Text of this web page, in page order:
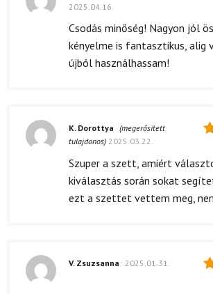
5
2025.04.16.
Csodás minőség! Nagyon jól
kényelme is fantasztikus, alig
újból használhassam!
5
K. Dorottya (megerősített
tulajdonos) 2025.03.22.
Szuper a szett, amiért
kiválasztás során sokat
ezt a szettet vettem meg,
V. Zsuzsanna 2025.01.31.